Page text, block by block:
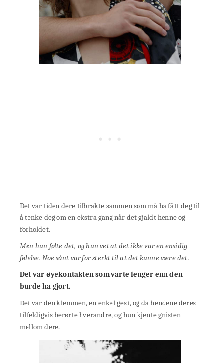
Det var tiden dere tilbrakte sammen som må ha fått deg til
å tenke deg om en ekstra gang når det gjaldt henne og
forholdet.
Men hun følte det, og hun vet at det ikke var en ensidig
følelse. Noe sånt var for sterkt til at det kunne være det.
Det var øyekontakten som varte lenger enn den
burde ha gjort.
Det var den klemmen, en enkel gest, og da hendene deres
tilfeldigvis berørte hverandre, og hun kjente gnisten
mellom dere.